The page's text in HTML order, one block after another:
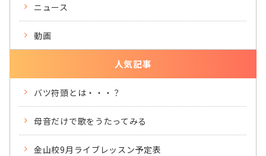
ニュース
動画
人気記事
バツ符頭とは・・・？
母音だけで歌をうたってみる
金山校9月ライブレッスン予定表